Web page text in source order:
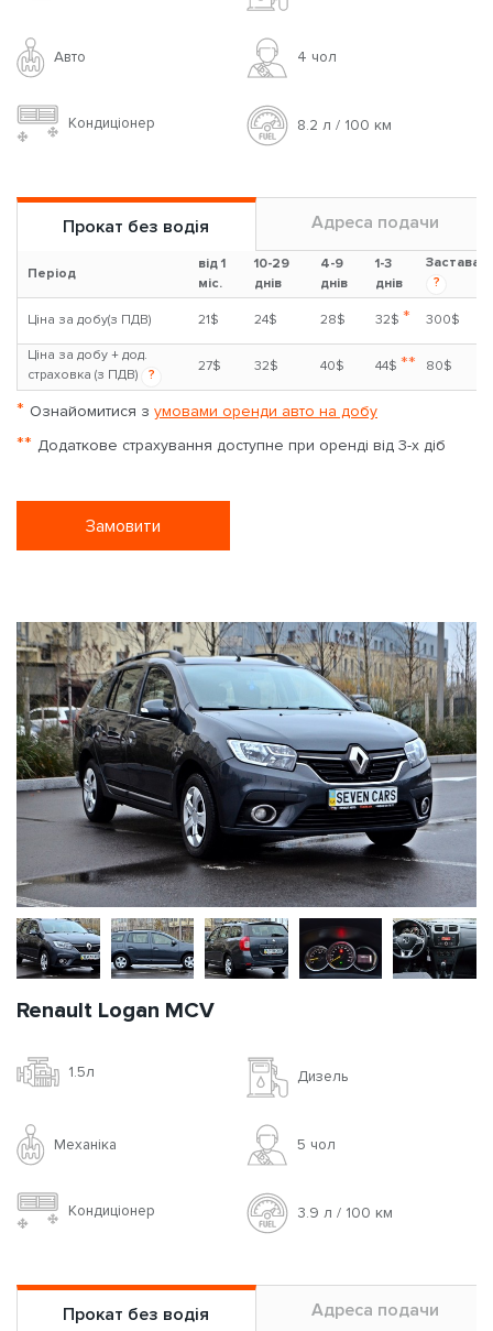
Авто 4 чoл
Кондиціонер 8.2 л / 100 км
Прокат без водія Адреса подачи
Період
від 1
міс.
10-29
днів
4-9
днів
1-3
днів
Застава
?
Ціна за добу(з ПДВ) 21$ 24$ 28$ 32$ * 300$
Ціна за добу + дод.
страховка (з ПДВ)
?
27$ 32$ 40$ 44$ ** 80$
* Ознайомитися з умовами оренди авто на добу
** Додаткове страхування доступне при оренді від 3-х діб
Замовити
Renault Logan MCV
1.5л Дизель
Механіка 5 чoл
Кондиціонер 3.9 л / 100 км
Прокат без водія Адреса подачи